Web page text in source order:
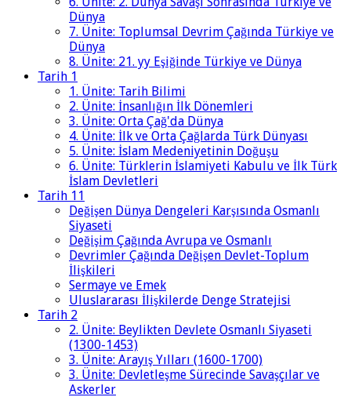
Dünya
7. Ünite: Toplumsal Devrim Çağında Türkiye ve
Dünya
8. Ünite: 21. yy Eşiğinde Türkiye ve Dünya
Tarih 1
1. Ünite: Tarih Bilimi
2. Ünite: İnsanlığın İlk Dönemleri
3. Ünite: Orta Çağ'da Dünya
4. Ünite: İlk ve Orta Çağlarda Türk Dünyası
5. Ünite: İslam Medeniyetinin Doğuşu
6. Ünite: Türklerin İslamiyeti Kabulu ve İlk Türk
İslam Devletleri
Tarih 11
Değişen Dünya Dengeleri Karşısında Osmanlı
Siyaseti
Değişim Çağında Avrupa ve Osmanlı
Devrimler Çağında Değişen Devlet-Toplum
İlişkileri
Sermaye ve Emek
Uluslararası İlişkilerde Denge Stratejisi
Tarih 2
2. Ünite: Beylikten Devlete Osmanlı Siyaseti
(1300-1453)
3. Ünite: Arayış Yılları (1600-1700)
3. Ünite: Devletleşme Sürecinde Savaşçılar ve
Askerler